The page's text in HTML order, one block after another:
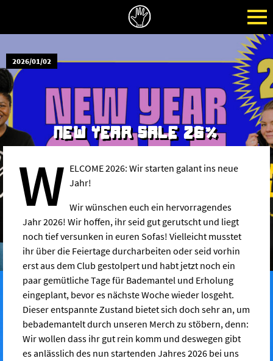
2026/01/02
NEW YEAR SALE 26%
W ELCOME 2026: Wir starten galant ins neue
Jahr!
Wir wünschen euch ein hervorragendes
Jahr 2026! Wir hoffen, ihr seid gut gerutscht und liegt
noch tief versunken in euren Sofas! Vielleicht musstet
ihr über die Feiertage durcharbeiten oder seid vorhin
erst aus dem Club gestolpert und habt jetzt noch ein
paar gemütliche Tage für Bademantel und Erholung
eingeplant, bevor es nächste Woche wieder losgeht.
Dieser entspannte Zustand bietet sich doch sehr an, um
bebademantelt durch unseren Merch zu stöbern, denn:
Wir wollen dass ihr gut rein komm und deswegen gibt
es anlässlich des nun startenden Jahres 2026 bei uns